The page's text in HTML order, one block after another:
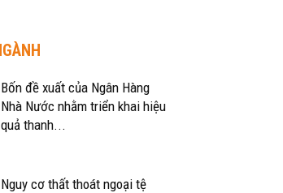
Bốn đề xuất của Ngân Hàng
Nhà Nước nhằm triển khai hiệu
quả thanh...
Nguy cơ thất thoát ngoại tệ